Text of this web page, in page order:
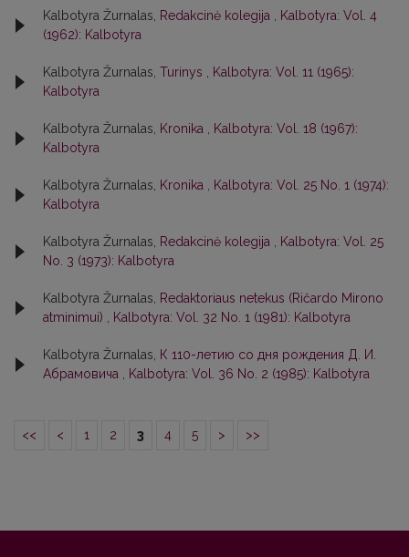
Kalbotyra Žurnalas, Redakcinė kolegija
Kalbotyra: Vol. 4
(1962): Kalbotyra
Kalbotyra Žurnalas, Turinys
Kalbotyra: Vol. 11 (1965):
Kalbotyra
Kalbotyra Žurnalas, Kronika
Kalbotyra: Vol. 18 (1967):
Kalbotyra
Kalbotyra Žurnalas, Kronika
Kalbotyra: Vol. 25 No. 1 (1974):
Kalbotyra
Kalbotyra Žurnalas, Redakcinė kolegija
Kalbotyra: Vol. 25
No. 3 (1973): Kalbotyra
Kalbotyra Žurnalas,
Redaktoriaus netekus (Ričardo Mirono
atminimui)
Kalbotyra: Vol. 32 No. 1 (1981): Kalbotyra
Kalbotyra Žurnalas,
К 110-летию со дня рождения Д. И.
Абрамовича
Kalbotyra: Vol. 36 No. 2 (1985): Kalbotyra
<< < 1 2 3 4 5 > >>